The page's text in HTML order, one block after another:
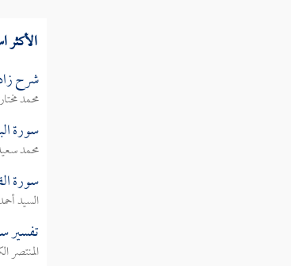
الأكثر
شرح
محمد
سورة
محمد
سورة
السيد
تفسير
المنتصر